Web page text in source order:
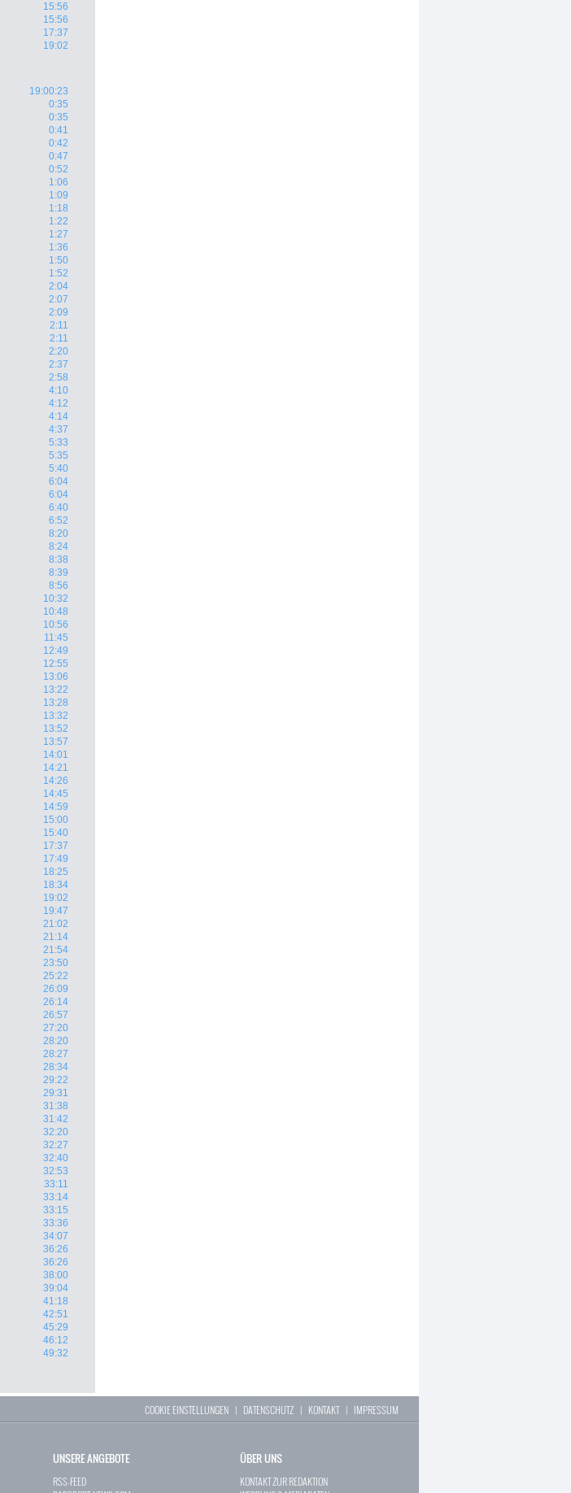
15:56
15:56
17:37
19:02
19:00:23
0:35
0:35
0:41
0:42
0:47
0:52
1:06
1:09
1:18
1:22
1:27
1:36
1:50
1:52
2:04
2:07
2:09
2:11
2:11
2:20
2:37
2:58
4:10
4:12
4:14
4:37
5:33
5:35
5:40
6:04
6:04
6:40
6:52
8:20
8:24
8:38
8:39
8:56
10:32
10:48
10:56
11:45
12:49
12:55
13:06
13:22
13:28
13:32
13:52
13:57
14:01
14:21
14:26
14:45
14:59
15:00
15:40
17:37
17:49
18:25
18:34
19:02
19:47
21:02
21:14
21:54
23:50
25:22
26:09
26:14
26:57
27:20
28:20
28:27
28:34
29:22
29:31
31:38
31:42
32:20
32:27
32:40
32:53
33:11
33:14
33:15
33:36
34:07
36:26
36:26
38:00
39:04
41:18
42:51
45:29
46:12
49:32
COOKIE EINSTELLUNGEN | DATENSCHUTZ | KONTAKT| IMPRESSUM
UNSERE ANGEBOTE
RSS-FEED
ÜBER UNS
KONTAKT ZUR REDAKTION